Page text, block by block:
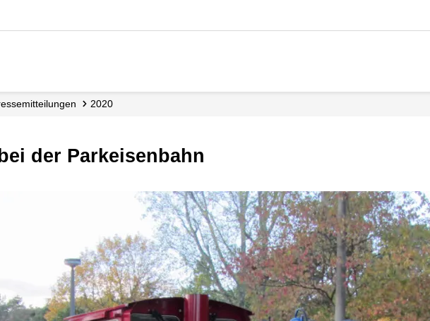
2020
bei der Parkeisenbahn